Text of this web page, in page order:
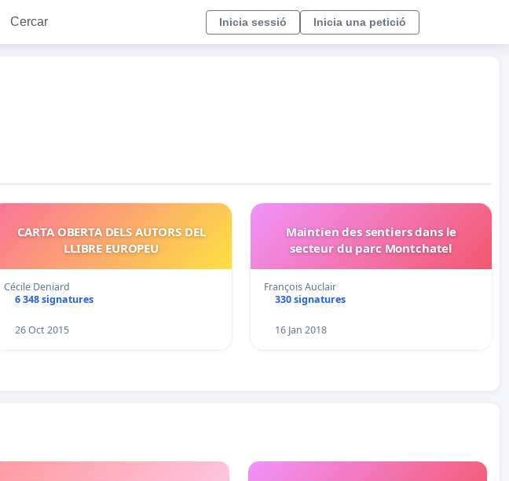
Cercar Inicia sessió Inicia una petició
CARTA OBERTA DELS AUTORS DEL
LLIBRE EUROPEU
Cécile Deniard
6 348 signatures
26 Oct 2015
Maintien des sentiers dans le
secteur du parc Montchatel
François Auclair
330 signatures
16 Jan 2018